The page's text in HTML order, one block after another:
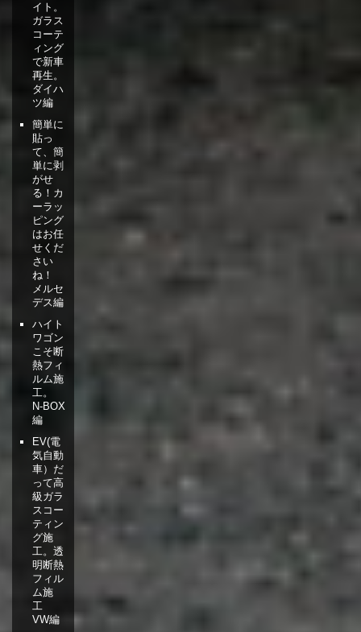
イト。
ガラス
コーテ
ィング
で新車
再生。
ダイハ
ツ編
簡単に
貼っ
て、簡
単に剥
がせ
る！カ
ーラッ
ピング
はお任
せくだ
さい
ね！
メルセ
デス編
ハイト
ワゴン
こそ断
熱フィ
ルム施
工。
N-BOX
編
EV(電
気自動
車）だ
って高
級ガラ
スコー
ティン
グ施
工。透
明断熱
フィル
ム施
工
VW編